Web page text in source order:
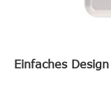
Einfaches